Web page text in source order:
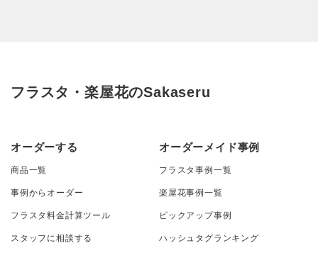
フラスタ・楽屋花のSakaseru
オーダーする
商品一覧
事例からオーダー
フラスタ料金計算ツール
スタッフに相談する
オーダーメイド事例
フラスタ事例一覧
楽屋花事例一覧
ピックアップ事例
ハッシュタグランキング